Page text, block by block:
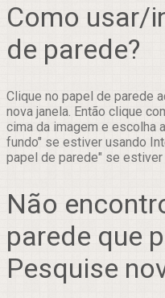
Como usar/
de parede?
Clique no papel de parede
nova janela. Então clique
cima da imagem e escolha
fundo" se estiver usando
papel de parede" se estiver
Não
parede que
Pesquise